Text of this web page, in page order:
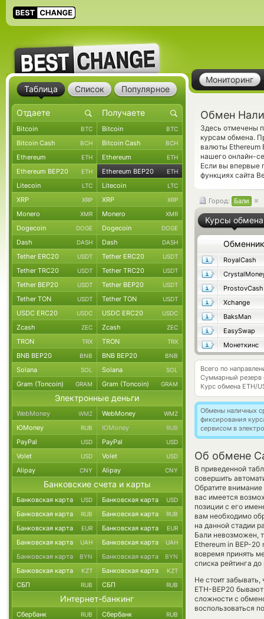
Мониторинг
Обмен
Здесь отмечены
курсам обмена.
валюты Ethereum
нашего онлайн-
Если вы впервые
функциях сайта
Город: Бали
Курсы обмена
Обменник
RoyalCash
ProstovCash
Xchange
BaksMan
EasySwap
Монеткинс
Всего по
Суммарный резерв
Курс обмена ETH/
Обмены наличных
фиксирования
сервисом в
Об обмене
В приведенной
совершить
Обратите
вас имеется
позиции с его
вам необходимо
на данной стадии
Бали невозможен,
Ethereum in BEP-
вовремя принять
списка рейтинга
Не стоит
ETH-BEP20
сложности с
воспользоваться
Таблица Список Популярное
Bitcoin BTC Bitcoin BTC
Bitcoin Cash BCH Bitcoin Cash BCH
Ethereum ETH Ethereum ETH
Ethereum BEP20 ETH Ethereum BEP20 ETH
Litecoin LTC Litecoin LTC
XRP XRP XRP XRP
Monero XMR Monero XMR
Dogecoin DOGE Dogecoin DOGE
Dash DASH Dash DASH
Tether ERC20 USDT Tether ERC20 USDT
Tether TRC20 USDT Tether TRC20 USDT
Tether BEP20 USDT Tether BEP20 USDT
Tether TON USDT Tether TON USDT
USDC ERC20 USDC USDC ERC20 USDC
Zcash ZEC Zcash ZEC
TRON TRX TRON TRX
BNB BEP20 BNB BNB BEP20 BNB
Solana SOL Solana SOL
Gram (Toncoin) GRAM Gram (Toncoin) GRAM
Электронные деньги
WebMoney WMZ WebMoney WMZ
ЮMoney RUB ЮMoney RUB
PayPal USD PayPal USD
Volet USD Volet USD
Alipay CNY Alipay CNY
Банковские счета и карты
Банковская карта USD Банковская карта USD
Банковская карта RUB Банковская карта RUB
Банковская карта EUR Банковская карта EUR
Банковская карта UAH Банковская карта UAH
Банковская карта BYN Банковская карта BYN
Банковская карта KZT Банковская карта KZT
СБП RUB СБП RUB
Интернет-банкинг
Сбербанк RUB Сбербанк RUB